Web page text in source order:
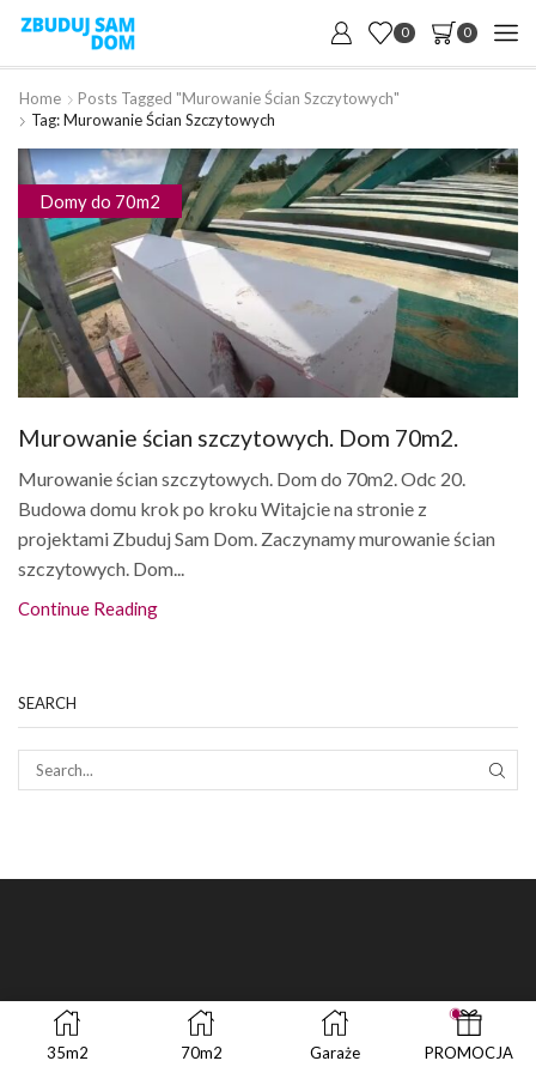
0 0
Home
Posts Tagged "Murowanie Ścian Szczytowych"
Tag: Murowanie Ścian Szczytowych
Domy do 70m2
Murowanie ścian szczytowych. Dom 70m2.
Murowanie ścian szczytowych. Dom do 70m2. Odc 20.
Budowa domu krok po kroku Witajcie na stronie z
projektami Zbuduj Sam Dom. Zaczynamy murowanie ścian
szczytowych. Dom...
Continue Reading
SEARCH
35m2 70m2 Garaże PROMOCJA